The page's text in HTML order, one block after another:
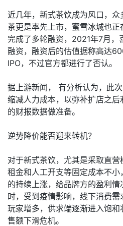
近几年，新式茶饮成为风口，
茶更是率先上市，蜜雪冰城也
完成了多轮融资，2021年7月，
融资，融资后的估值据称高达
IPO，不过官方都进行了否认。
据上游新闻， 有分析认为，此
缩减人力成本，以弥补扩店之
的财报数据做准备。
逆势降价能否迎来转机？
对于新式茶饮，尤其是采取直
租金和人工开支等固定成本不
的持续上涨，给品牌方的盈利
时，受到疫情影响，线下消费
玩家增多，供求端逐渐进入饱
售额下滑危机。